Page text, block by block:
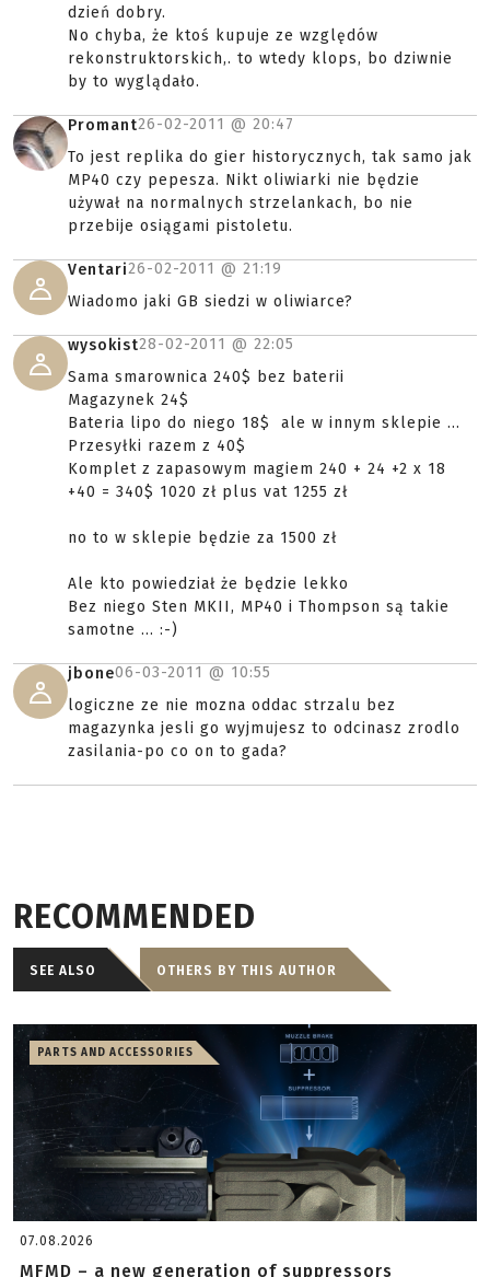
dzień dobry.
No chyba, że ktoś kupuje ze względów
rekonstruktorskich,. to wtedy klops, bo dziwnie
by to wyglądało.
Promant26-02-2011 @ 20:47
To jest replika do gier historycznych, tak samo jak
MP40 czy pepesza. Nikt oliwiarki nie będzie
używał na normalnych strzelankach, bo nie
przebije osiągami pistoletu.
Ventari26-02-2011 @ 21:19
Wiadomo jaki GB siedzi w oliwiarce?
wysokist28-02-2011 @ 22:05
Sama smarownica 240$ bez baterii
Magazynek 24$
Bateria lipo do niego 18$ ale w innym sklepie ...
Przesyłki razem z 40$
Komplet z zapasowym magiem 240 + 24 +2 x 18
+40 = 340$ 1020 zł plus vat 1255 zł
no to w sklepie będzie za 1500 zł
Ale kto powiedział że będzie lekko
Bez niego Sten MKII, MP40 i Thompson są takie
samotne ... :-)
jbone06-03-2011 @ 10:55
logiczne ze nie mozna oddac strzalu bez
magazynka jesli go wyjmujesz to odcinasz zrodlo
zasilania-po co on to gada?
RECOMMENDED
SEE ALSO OTHERS BY THIS AUTHOR
PARTS AND ACCESSORIES
07.08.2026
MFMD – a new generation of suppressors